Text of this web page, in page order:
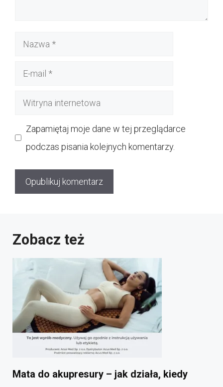
Nazwa
Witryna
Zapamiętaj moje dane w tej przeglądarce
podczas pisania kolejnych komentarzy.
Zobacz też
Mata do akupresury – jak działa, kiedy